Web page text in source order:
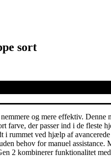
sort
og mere effektiv.
farve, der passer ind i de
rummet ved hjælp af
behov for manuel
2 kombinerer funktionalitet